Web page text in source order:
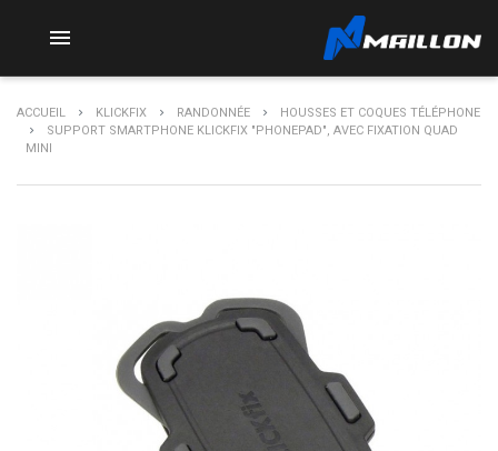

ACCUEIL KLICKFIX RANDONNÉE
HOUSSES ET COQUES TÉLÉPHONE
SUPPORT SMARTPHONE KLICKFIX "PHONEPAD", AVEC FIXATION QUAD
MINI